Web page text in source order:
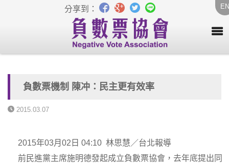
EN
分享到：
負數票機制 陳冲：民主更有效率
2015.03.07
2015年03月02日 04:10 林思慧／台北報導
前民進黨主席施明德發起成立負數票協會，去年底提出同